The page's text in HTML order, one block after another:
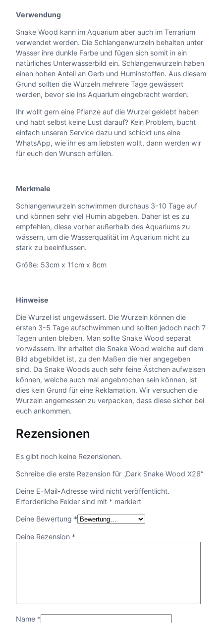
Verwendung
Snake Wood kann im Aquarium aber auch im Terrarium
verwendet werden. Die Schlangenwurzeln behalten unter
Wasser ihre dunkle Farbe und fügen sich somit in ein
natürliches Unterwasserbild ein. Schlangenwurzeln haben
einen hohen Anteil an Gerb und Huminstoffen. Aus diesem
Grund sollten die Wurzeln mehrere Tage gewässert
werden, bevor sie ins Aquarium eingebracht werden.
Ihr wollt gern eine Pflanze auf die Wurzel geklebt haben
und habt selbst keine Lust darauf? Kein Problem, bucht
einfach unseren Service dazu und schickt uns eine
WhatsApp, wie ihr es am liebsten wollt, dann werden wir
für euch den Wunsch erfüllen.
Merkmale
Schlangenwurzeln schwimmen durchaus 3-10 Tage auf
und können sehr viel Humin abgeben. Daher ist es zu
empfehlen, diese vorher außerhalb des Aquariums zu
wässern, um die Wasserqualität im Aquarium nicht zu
stark zu beeinflussen.
Größe: 53cm x 11cm x 8cm
Hinweise
Die Wurzel ist ungewässert. Die Wurzeln können die
ersten 3-5 Tage aufschwimmen und sollten jedoch nach 7
Tagen unten bleiben. Man sollte Snake Wood separat
vorwässern. Ihr erhaltet die Snake Wood welche auf dem
Bild abgebildet ist, zu den Maßen die hier angegeben
sind. Da Snake Woods auch sehr feine Ästchen aufweisen
können, welche auch mal angebrochen sein können, ist
dies kein Grund für eine Reklamation. Wir versuchen die
Wurzeln angemessen zu verpacken, dass diese sicher bei
euch ankommen.
Rezensionen
Es gibt noch keine Rezensionen.
Schreibe die erste Rezension für „Dark Snake Wood X26“
Deine E-Mail-Adresse wird nicht veröffentlicht.
Erforderliche Felder sind mit * markiert
Deine Bewertung *
Deine Rezension *
Name *